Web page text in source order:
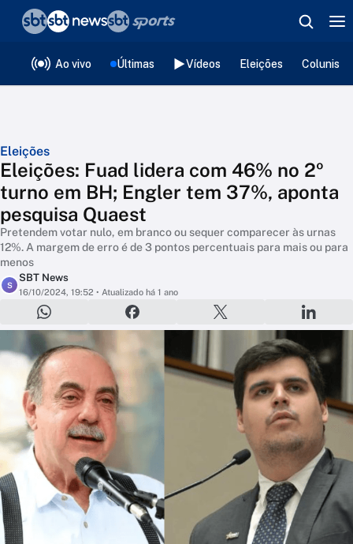
Ao vivo Últimas Vídeos Eleições
Eleições
Eleições: Fuad lidera com 46% no 2º
turno em BH; Engler tem 37%, aponta
pesquisa Quaest
Pretendem votar nulo, em branco ou sequer comparecer às urnas
12%. A margem de erro é de 3 pontos percentuais para mais ou para
menos
S
SBT News
16/10/2024, 19:52 • Atualizado há 1 ano
❮voltar
Editorias